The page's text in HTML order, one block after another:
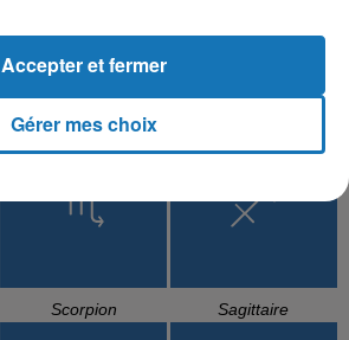
Scorpion Sagittaire
Gérer mes choix
Accepter et fermer